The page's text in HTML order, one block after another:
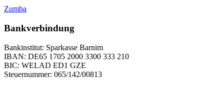
Zumba
Bankverbindung
Bankinstitut: Sparkasse Barnim
IBAN: DE65 1705 2000 3300 333 210
BIC: WELAD ED1 GZE
Steuernummer: 065/142/00813